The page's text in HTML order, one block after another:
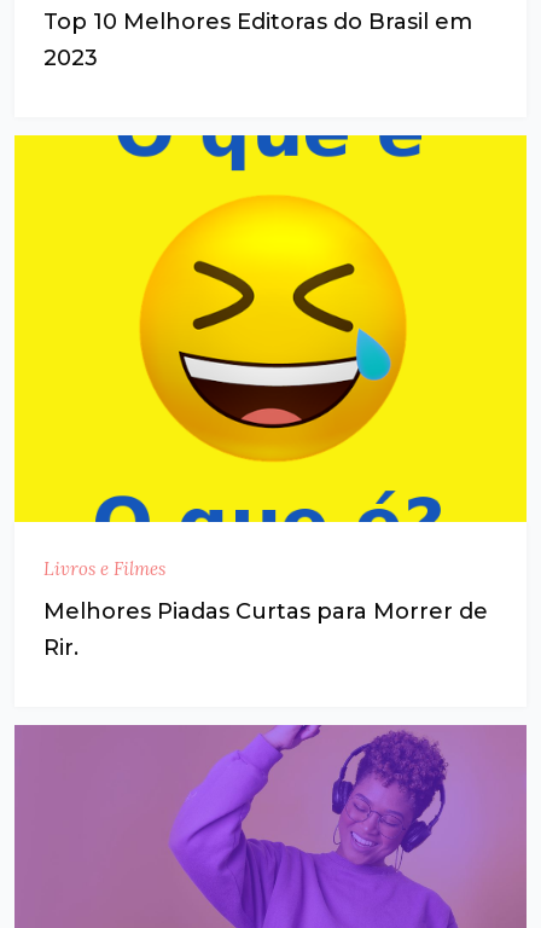
Top 10 Melhores Editoras do Brasil em
2023
Livros e Filmes
Melhores Piadas Curtas para Morrer de
Rir.